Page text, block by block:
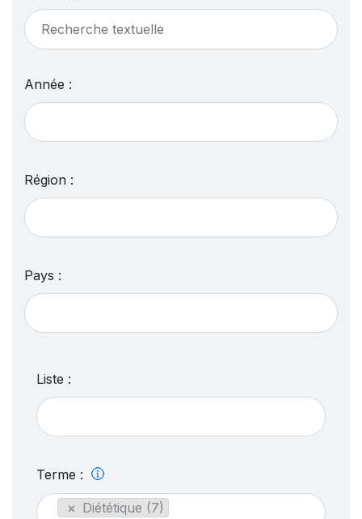
Année :
Région :
Pays :
Liste :
Terme :
× Diététique (7)